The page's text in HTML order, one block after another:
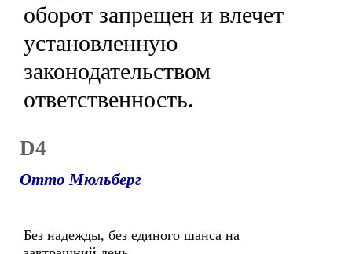
оборот запрещен и влечет
установленную
законодательством
ответственность.
D4
Отто Мюльберг
Без надежды, без единого шанса на